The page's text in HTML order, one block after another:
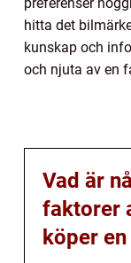
hitta det
kunskap och
och njuta av en
Vad är
faktorer
köper en